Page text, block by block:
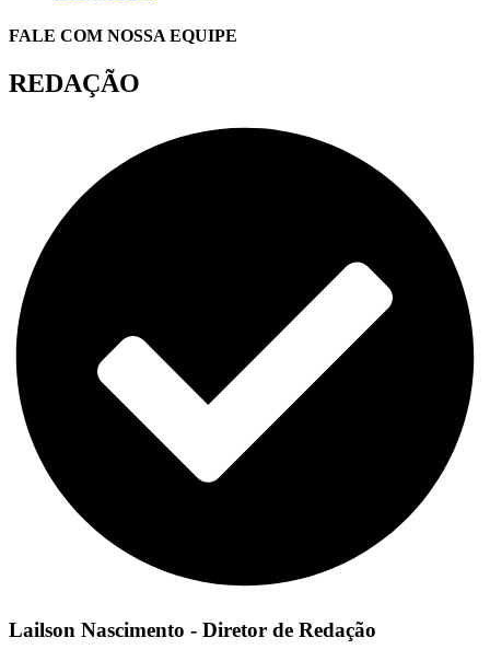
FALE COM NOSSA EQUIPE
REDAÇÃO
Lailson Nascimento - Diretor de Redação